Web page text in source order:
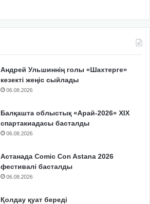
Андрей Ульшиннің голы «Шахтерге»
кезекті жеңіс сыйлады
06.08.2026
Балқашта облыстық «Арай-2026» XIX
спартакиадасы басталды
06.08.2026
Астанада Comic Con Astana 2026
фестивалі басталды
06.08.2026
Қолдау қуат береді